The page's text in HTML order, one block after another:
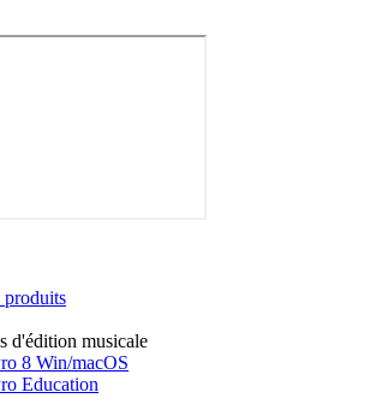
produits
d'édition musicale
8 Win/macOS
Education